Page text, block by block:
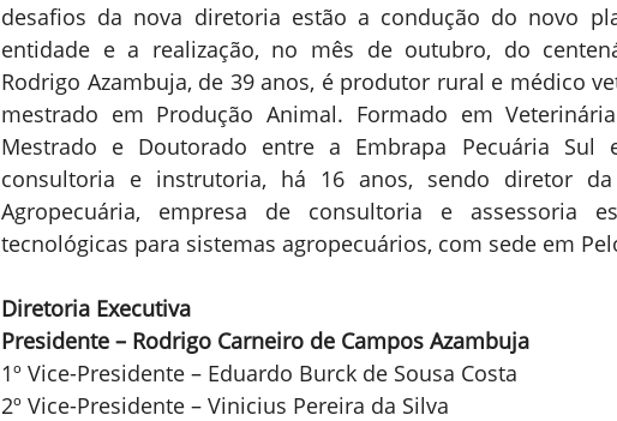
desafios da nova diretoria estão a condução do novo
entidade e a realização, no mês de outubro, do
Rodrigo Azambuja, de 39 anos, é produtor rural e médico
mestrado em Produção Animal. Formado em
Mestrado e Doutorado entre a Embrapa Pecuária Sul
consultoria e instrutoria, há 16 anos, sendo diretor da
Agropecuária, empresa de consultoria e assessoria
tecnológicas para sistemas agropecuários, com sede em
Diretoria Executiva
Presidente – Rodrigo Carneiro de Campos Azambuja
1º Vice-Presidente – Eduardo Burck de Sousa Costa
2º Vice-Presidente – Vinicius Pereira da Silva